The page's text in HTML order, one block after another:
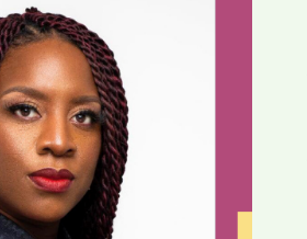
participants du teambuilding